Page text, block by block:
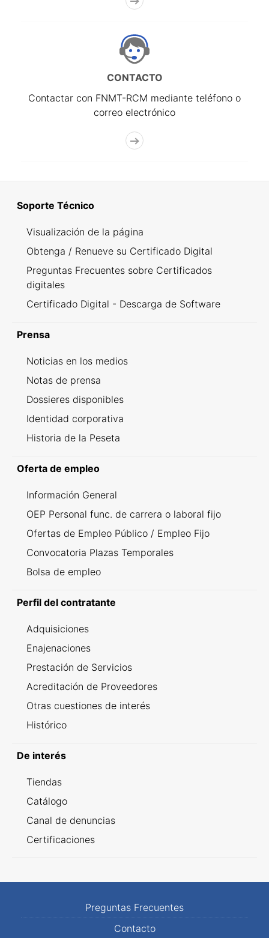
CONTACTO
Contactar con FNMT-RCM mediante teléfono o
correo electrónico
Soporte Técnico
Visualización de la página
Obtenga / Renueve su Certificado Digital
Preguntas Frecuentes sobre Certificados
digitales
Certificado Digital - Descarga de Software
Prensa
Noticias en los medios
Notas de prensa
Dossieres disponibles
Identidad corporativa
Historia de la Peseta
Oferta de empleo
Información General
OEP Personal func. de carrera o laboral fijo
Ofertas de Empleo Público / Empleo Fijo
Convocatoria Plazas Temporales
Bolsa de empleo
Perfil del contratante
Adquisiciones
Enajenaciones
Prestación de Servicios
Acreditación de Proveedores
Otras cuestiones de interés
Histórico
De interés
Tiendas
Catálogo
Canal de denuncias
Certificaciones
Preguntas Frecuentes
Contacto